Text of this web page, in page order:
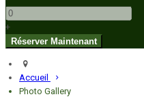
+
Accueil
Photo Gallery